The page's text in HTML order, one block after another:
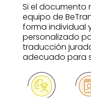
Si el documento
equipo de
forma individual
personalizado
traducción
adecuado para